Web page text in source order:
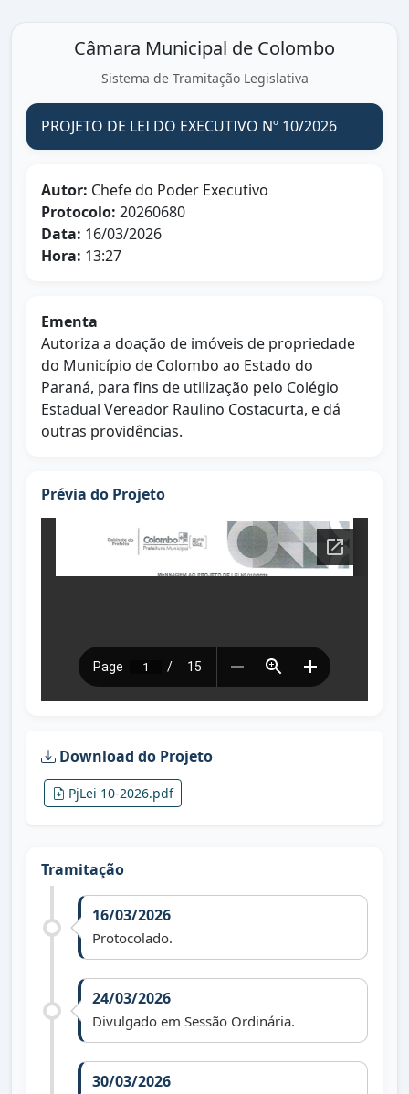
Câmara Municipal de Colombo
Sistema de Tramitação Legislativa
PROJETO DE LEI DO EXECUTIVO Nº 10/2026
Autor: Chefe do Poder Executivo
Protocolo: 20260680
Data: 16/03/2026
Hora: 13:27
Ementa
Autoriza a doação de imóveis de propriedade
do Município de Colombo ao Estado do
Paraná, para fins de utilização pelo Colégio
Estadual Vereador Raulino Costacurta, e dá
outras providências.
Prévia do Projeto
Download do Projeto
PjLei 10-2026.pdf
Tramitação
16/03/2026
Protocolado.
24/03/2026
Divulgado em Sessão Ordinária.
30/03/2026